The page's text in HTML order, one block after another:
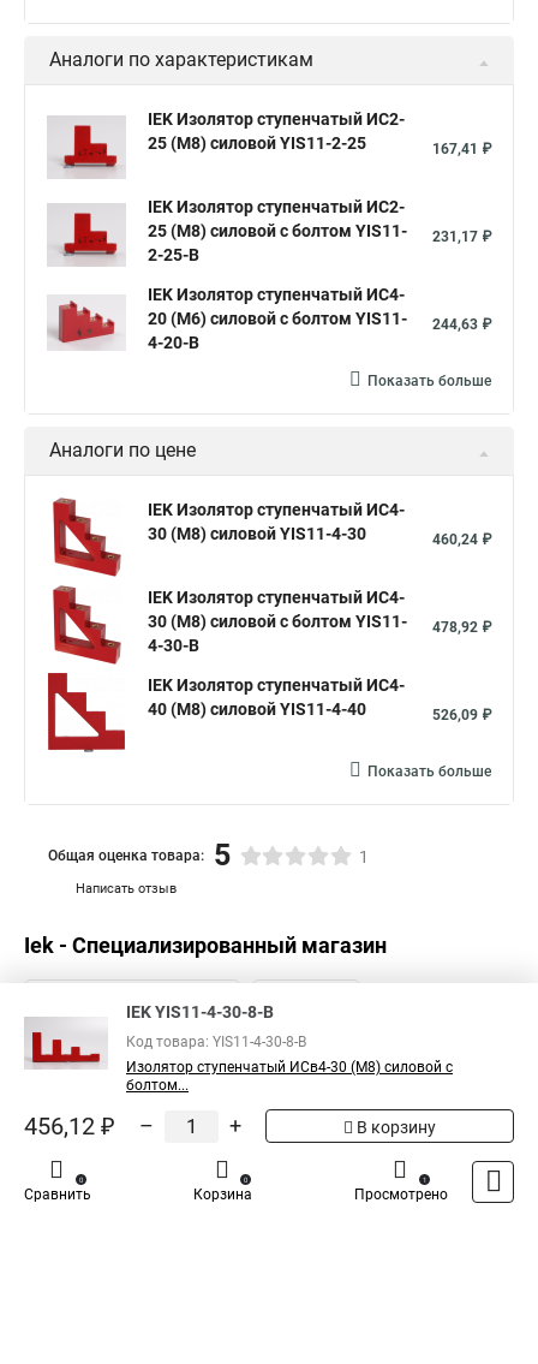
Аналоги по характеристикам
IEK Изолятор ступенчатый ИС2-
25 (М8) силовой YIS11-2-25
167,41 ₽
IEK Изолятор ступенчатый ИС2-
25 (М8) силовой с болтом YIS11-
2-25-B
231,17 ₽
IEK Изолятор ступенчатый ИС4-
20 (М6) силовой с болтом YIS11-
4-20-B
244,63 ₽
Показать больше
Аналоги по цене
IEK Изолятор ступенчатый ИС4-
30 (М8) силовой YIS11-4-30
460,24 ₽
IEK Изолятор ступенчатый ИС4-
30 (М8) силовой с болтом YIS11-
4-30-B
478,92 ₽
IEK Изолятор ступенчатый ИС4-
40 (М8) силовой YIS11-4-40
526,09 ₽
Показать больше
Написать отзыв
Общая оценка товара: 5 1
Iek - Специализированный магазин
IEK YIS11-4-30-8-B
Код товара: YIS11-4-30-8-B
Изолятор ступенчатый ИСв4-30 (М8) силовой с
болтом...
456,12 ₽ – + В корзину
Сравнить
0
Корзина
0
Просмотрено
1